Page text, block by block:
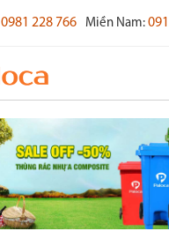
0981 228 766 Miền Nam: